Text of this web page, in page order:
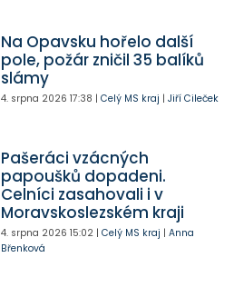
Na Opavsku hořelo další
pole, požár zničil 35 balíků
slámy
4. srpna 2026 17:38 | Celý MS kraj | Jiří Cileček
Pašeráci vzácných
papoušků dopadeni.
Celníci zasahovali i v
Moravskoslezském kraji
4. srpna 2026 15:02| Celý MS kraj | Anna
Břenková